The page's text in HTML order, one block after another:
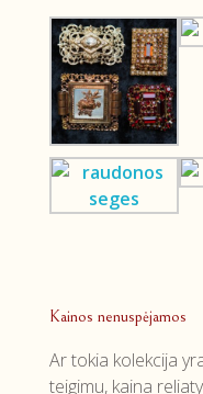
Kainos nenuspėjamos
Ar tokia kolekcija
teigimu, kaina